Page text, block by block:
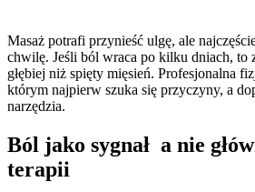
Masaż potrafi przynieść ulgę, ale
chwilę. Jeśli ból wraca po kilku dniach, to
głębiej niż spięty mięsień. Profesjonalna
którym najpierw szuka się przyczyny, a
narzędzia.
Ból jako sygnał a nie
terapii